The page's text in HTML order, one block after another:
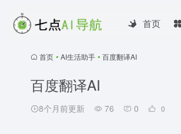
首页
首页 • AI生活助手 • 百度翻译AI
百度翻译AI
8个月前更新 76 0 0